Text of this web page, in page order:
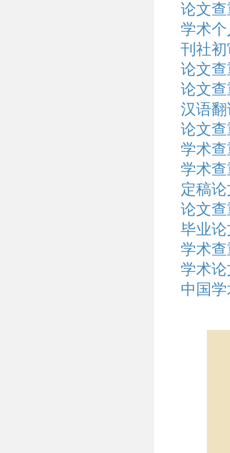
论文
学术
刊社
论文
论文
汉语
论文
学术
学术
定稿
论文
毕业
学术
学术
中国